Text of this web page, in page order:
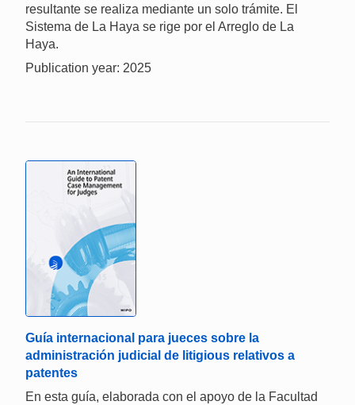
resultante se realiza mediante un solo trámite. El
Sistema de La Haya se rige por el Arreglo de La
Haya.
Publication year: 2025
Guía internacional para jueces sobre la
administración judicial de litigious relativos a
patentes
En esta guía, elaborada con el apoyo de la Facultad